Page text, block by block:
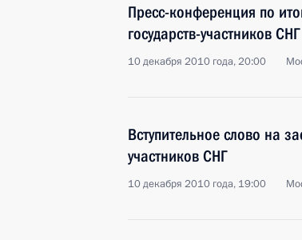
Пресс-конференция по
государств-участников СНГ
10 декабря 2010 года, 20:00
Вступительное слово на
участников СНГ
10 декабря 2010 года, 19:00